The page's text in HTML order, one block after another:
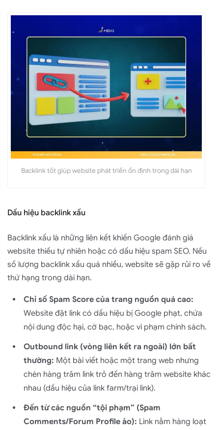
Backlink tốt giúp website phát triển ổn định trong dài hạn
Dấu hiệu backlink xấu
Backlink xấu là những liên kết khiến Google đánh giá
website thiếu tự nhiên hoặc có dấu hiệu spam SEO. Nếu
số lượng backlink xấu quá nhiều, website sẽ gặp rủi ro về
thứ hạng trong dài hạn.
Chỉ số Spam Score của trang nguồn quá cao:
Website đặt link có dấu hiệu bị Google phạt, chứa
nội dung độc hại, cờ bạc, hoặc vi phạm chính sách.
Outbound link (vòng liên kết ra ngoài) lớn bất
thường: Một bài viết hoặc một trang web nhưng
chèn hàng trăm link trỏ đến hàng trăm website khác
nhau (dấu hiệu của link farm/trại link).
Đến từ các nguồn “tội phạm” (Spam
Comments/Forum Profile ảo): Link nằm hàng loạt